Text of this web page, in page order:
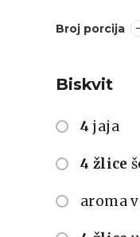
Broj porcija
Biskvit
4 jaja
4 žlice
aroma